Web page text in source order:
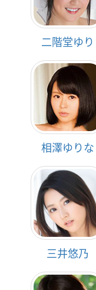
二階堂ゆり
相澤ゆりな
三井悠乃